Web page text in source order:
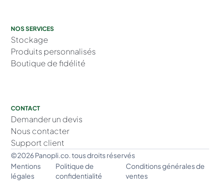
NOS SERVICES
Stockage
Produits personnalisés
Boutique de fidélité
CONTACT
Demander un devis
Nous contacter
Support client
©2026 Panopli.co. tous droits réservés
Mentions
légales
Politique de
confidentialité
Conditions générales de
ventes